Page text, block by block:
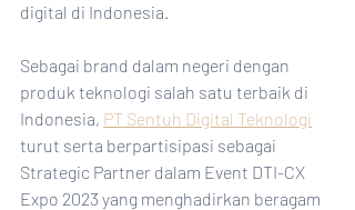
digital di Indonesia.
Sebagai brand dalam negeri dengan
produk teknologi salah satu terbaik di
Indonesia, PT Sentuh Digital Teknologi
turut serta berpartisipasi sebagai
Strategic Partner dalam Event DTI-CX
Expo 2023 yang menghadirkan beragam